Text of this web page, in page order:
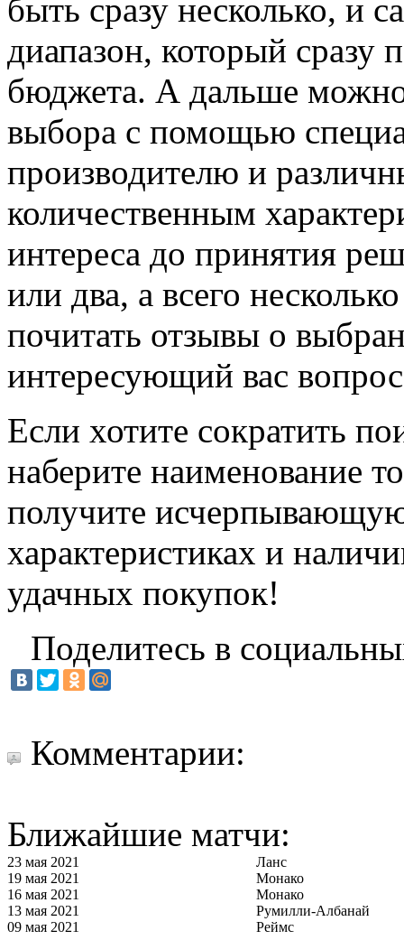
быть сразу несколько, и
диапазон, который сразу
бюджета. А дальше можно
выбора с помощью
производителю и
количественным
интереса до принятия
или два, а всего
почитать отзывы о
интересующий вас
Если хотите сократить
наберите наименование
получите
характеристиках и
удачных покупок!
Поделитесь в
Комментарии:
Ближайшие матчи:
23 мая 2021
Ланс
19 мая 2021
Монако
16 мая 2021
Монако
13 мая 2021
Румилли-Албанай
09 мая 2021
Реймс